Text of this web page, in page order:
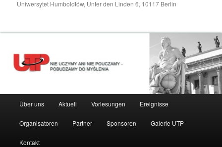
Uniwersytet Humboldtów, Unter den Linden 6, 10117 Berlin
HauptmenüÜber uns Aktuell Vorlesungen Ereignisse
Organisatoren Partner Sponsoren Galerie UTP
Kontakt